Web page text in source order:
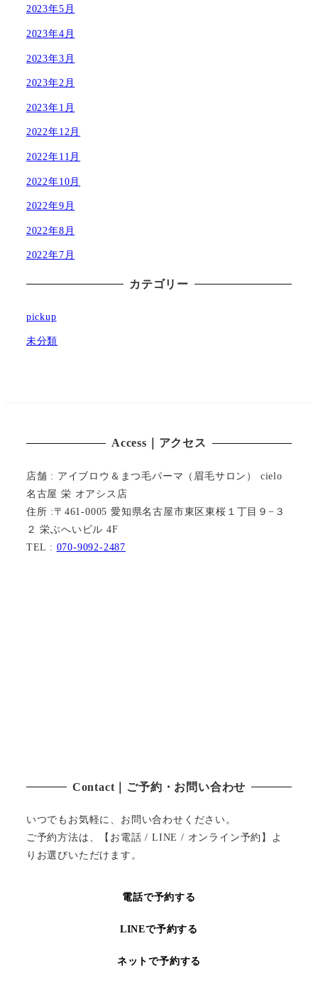
2023年5月
2023年4月
2023年3月
2023年2月
2023年1月
2022年12月
2022年11月
2022年10月
2022年9月
2022年8月
2022年7月
カテゴリー
pickup
未分類
Access｜アクセス
店舗 : アイブロウ＆まつ毛パーマ（眉毛サロン） cielo
名古屋 栄 オアシス店
住所 :〒461-0005 愛知県名古屋市東区東桜１丁目９−３
２ 栄ぶへいビル 4F
TEL : 070-9092-2487
Contact｜ご予約・お問い合わせ
いつでもお気軽に、お問い合わせください。
ご予約方法は、【お電話 / LINE / オンライン予約】よ
りお選びいただけます。
電話で予約する
LINEで予約する
ネットで予約する